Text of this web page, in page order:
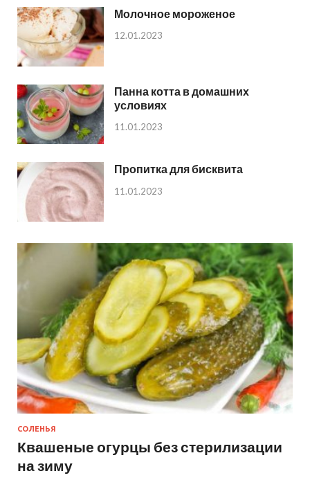
Молочное мороженое
12.01.2023
Панна котта в домашних
условиях
11.01.2023
Пропитка для бисквита
11.01.2023
СОЛЕНЬЯ
Квашеные огурцы без стерилизации
на зиму